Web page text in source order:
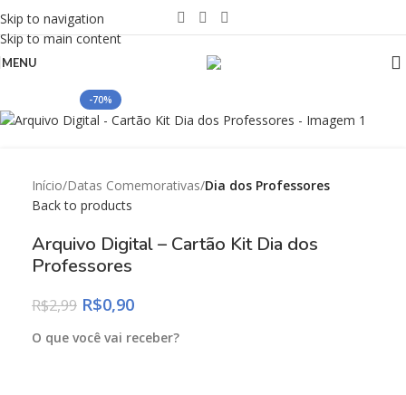
Skip to navigation
Skip to main content
MENU
-70%
Início Datas Comemorativas Dia dos Professores
Back to products
Arquivo Digital – Cartão Kit Dia dos
Professores
R$2,99 R$0,90
O que você vai receber?